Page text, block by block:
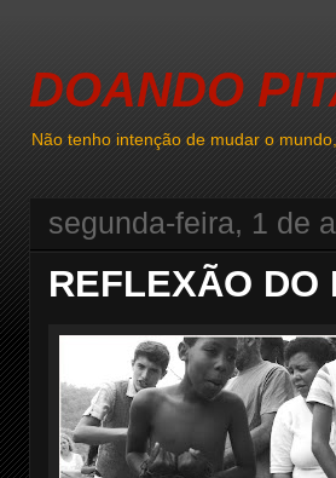
DOANDO
Não tenho intenção de mudar o
segunda-feira, 1 de
REFLEXÃO DO